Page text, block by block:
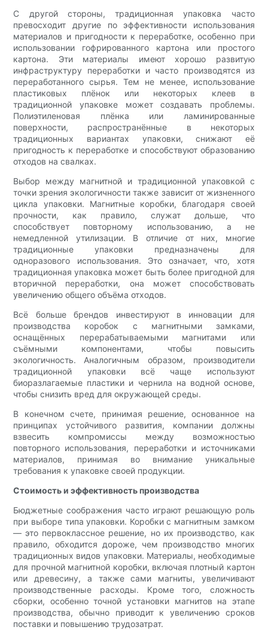
С другой стороны, традиционная упаковка часто
превосходит другие по эффективности использования
материалов и пригодности к переработке, особенно при
использовании гофрированного картона или простого
картона. Эти материалы имеют хорошо развитую
инфраструктуру переработки и часто производятся из
переработанного сырья. Тем не менее, использование
пластиковых плёнок или некоторых клеев в
традиционной упаковке может создавать проблемы.
Полиэтиленовая плёнка или ламинированные
поверхности, распространённые в некоторых
традиционных вариантах упаковки, снижают её
пригодность к переработке и способствуют образованию
отходов на свалках.
Выбор между магнитной и традиционной упаковкой с
точки зрения экологичности также зависит от жизненного
цикла упаковки. Магнитные коробки, благодаря своей
прочности, как правило, служат дольше, что
способствует повторному использованию, а не
немедленной утилизации. В отличие от них, многие
традиционные упаковки предназначены для
одноразового использования. Это означает, что, хотя
традиционная упаковка может быть более пригодной для
вторичной переработки, она может способствовать
увеличению общего объёма отходов.
Всё больше брендов инвестируют в инновации для
производства коробок с магнитными замками,
оснащённых перерабатываемыми магнитами или
съёмными компонентами, чтобы повысить
экологичность. Аналогичным образом, производители
традиционной упаковки всё чаще используют
биоразлагаемые пластики и чернила на водной основе,
чтобы снизить вред для окружающей среды.
В конечном счете, принимая решение, основанное на
принципах устойчивого развития, компании должны
взвесить компромиссы между возможностью
повторного использования, переработки и источниками
материалов, принимая во внимание уникальные
требования к упаковке своей продукции.
Стоимость и эффективность производства
Бюджетные соображения часто играют решающую роль
при выборе типа упаковки. Коробки с магнитным замком
— это первоклассное решение, но их производство, как
правило, обходится дороже, чем производство многих
традиционных видов упаковки. Материалы, необходимые
для прочной магнитной коробки, включая плотный картон
или древесину, а также сами магниты, увеличивают
производственные расходы. Кроме того, сложность
сборки, особенно точной установки магнитов на этапе
производства, обычно приводит к увеличению сроков
поставки и повышению трудозатрат.